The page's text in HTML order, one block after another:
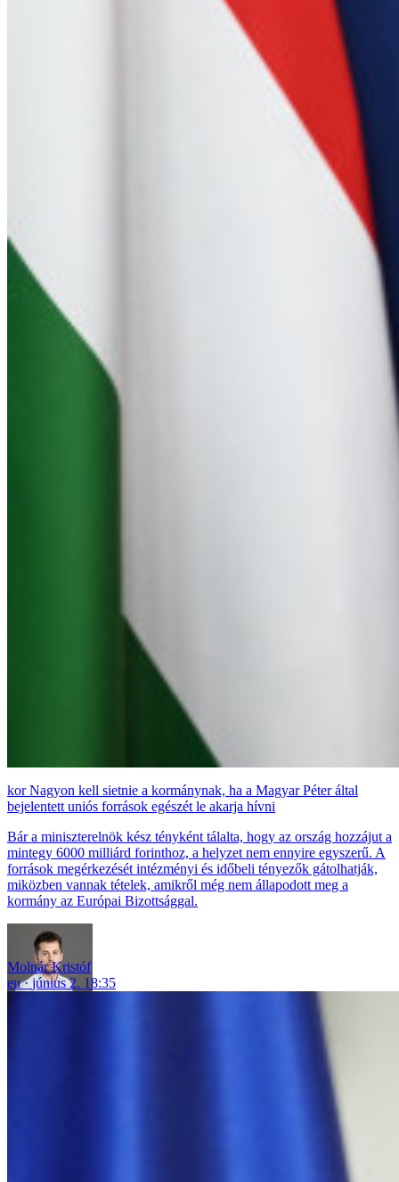
Nagyon kell sietnie a kormánynak, ha a Magyar Péter által
bejelentett uniós források egészét le akarja hívni
Bár a miniszterelnök kész tényként tálalta, hogy az ország hozzájut a
mintegy 6000 milliárd forinthoz, a helyzet nem ennyire egyszerű. A
források megérkezését intézményi és időbeli tényezők gátolhatják,
miközben vannak tételek, amikről még nem állapodott meg a
kormány az Európai Bizottsággal.
Molnár Kristóf
eu
június 2. 18:35